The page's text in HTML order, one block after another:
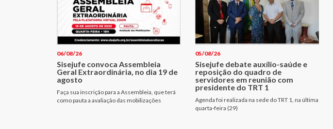
06/08/26
Sisejufe convoca Assembleia
Geral Extraordinária, no dia 19 de
agosto
Faça sua inscrição para a Assembleia, que terá
como pauta a avaliação das mobilizações
05/08/26
Sisejufe debate auxílio-saúde e
reposição do quadro de
servidores em reunião com
presidente do TRT 1
Agenda foi realizada na sede do TRT 1, na última
quarta-feira (29)